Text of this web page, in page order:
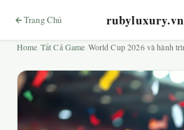
Trang Chủ rubyluxury.vn
Home Tất Cả Game World Cup 2026 và hành